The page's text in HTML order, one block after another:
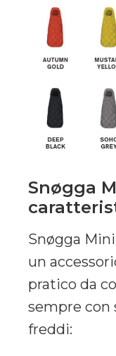
Snøgga
Snøgga
un
pratico da
sempre con
freddi: